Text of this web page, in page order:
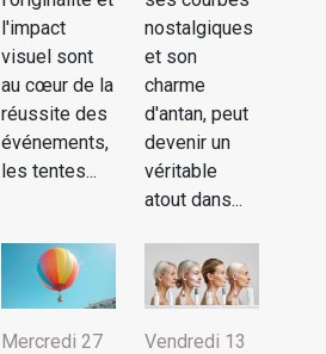
l'impact
visuel sont
au cœur de la
réussite des
événements,
les tentes...
nostalgiques
et son
charme
d'antan, peut
devenir un
véritable
atout dans...
Mercredi 27
Vendredi 13